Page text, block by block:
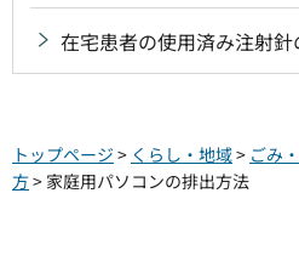
在宅患者の使用済み注射
トップページ > くらし・地域> ごみ
方> 家庭用パソコンの排出方法